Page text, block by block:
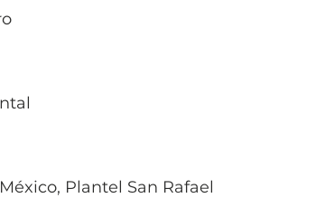
Plantel San Rafael